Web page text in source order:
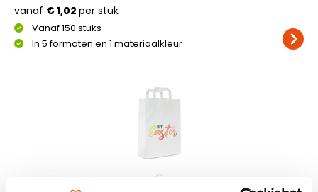
Vanaf 150 stuks
In 5 formaten en 1 materiaalkleur
vanaf € 1,02 per stuk